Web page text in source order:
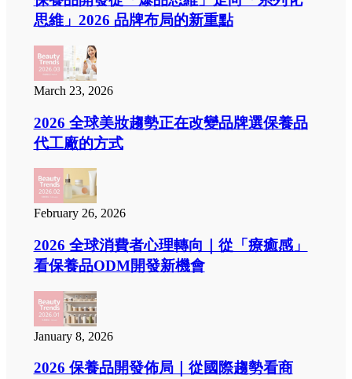
思維」2026 品牌布局的新重點
March 23, 2026
2026 全球美妝趨勢正在改變品牌選保養品
代工廠的方式
February 26, 2026
2026 全球消費者心理轉向｜從「療癒感」
看保養品ODM開發新機會
January 8, 2026
2026 保養品開發佈局｜從國際趨勢看商